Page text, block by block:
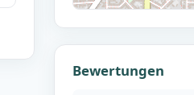
Bewertungen